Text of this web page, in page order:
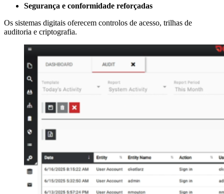
Segurança e conformidade reforçadas
Os sistemas digitais oferecem controlos de acesso, trilhas de
auditoria e criptografia.